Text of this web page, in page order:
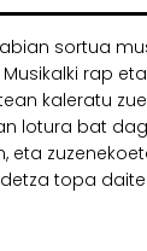
sortua
rap
kaleratu
lotura bat
eta
topa